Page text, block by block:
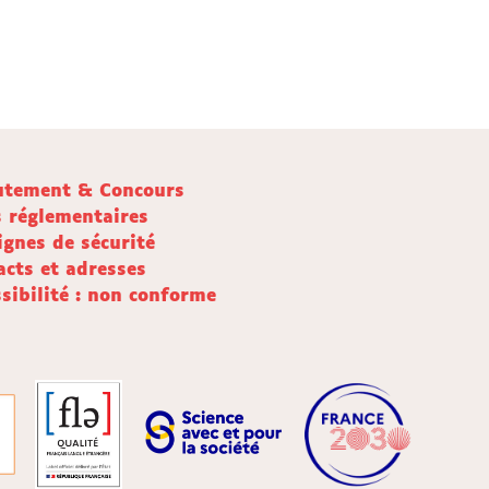
& Concours
réglementaires
de sécurité
et adresses
: non conforme